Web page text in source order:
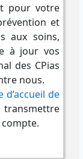
pour votre
et
aux soins,
à jour vos
des CPias
nous.
de